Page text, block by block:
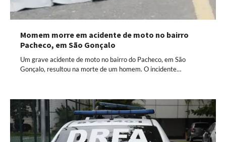
Momem morre em acidente de moto no bairro
Pacheco, em São Gonçalo
Um grave acidente de moto no bairro do Pacheco, em São
Gonçalo, resultou na morte de um homem. O incidente…